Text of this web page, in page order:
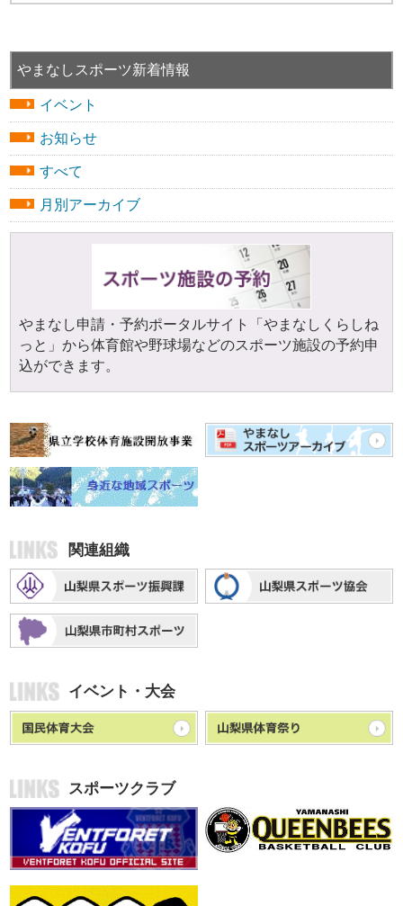
やまなしスポーツ新着情報
イベント
お知らせ
すべて
月別アーカイブ
やまなし申請・予約ポータルサイト「やまなしくらしね
っと」から体育館や野球場などのスポーツ施設の予約申
込ができます。
関連組織
イベント・大会
スポーツクラブ